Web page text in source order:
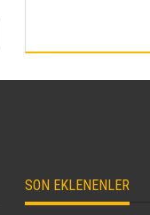
SON EKLENENLER